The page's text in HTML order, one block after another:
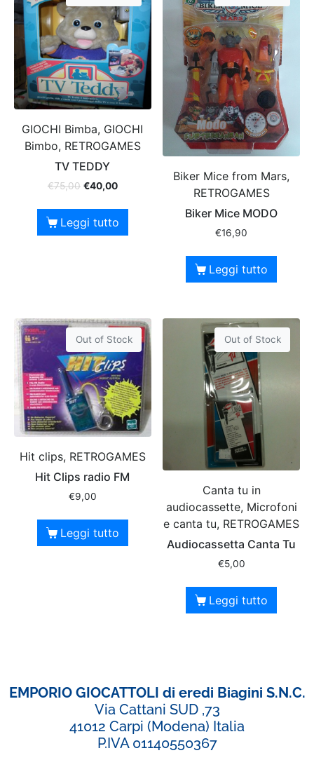
GIOCHI Bimba, GIOCHI
Bimbo, RETROGAMES
TV TEDDY
€75,00 €40,00
Leggi tutto
Biker Mice from Mars,
RETROGAMES
Biker Mice MODO
€16,90
Leggi tutto
Out of Stock
Hit clips, RETROGAMES
Hit Clips radio FM
€9,00
Leggi tutto
Out of Stock
Canta tu in
audiocassette, Microfoni
e canta tu, RETROGAMES
Audiocassetta Canta Tu
€5,00
Leggi tutto
EMPORIO GIOCATTOLI di eredi Biagini S.N.C.
Via Cattani SUD ,73
41012 Carpi (Modena) Italia
P.IVA 01140550367